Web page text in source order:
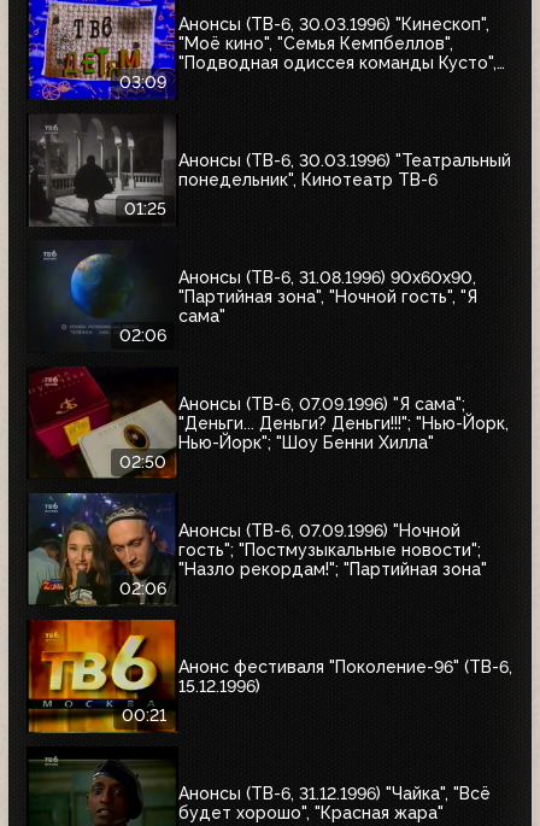
03:09
Анонсы (ТВ-6, 30.03.1996) "Кинескоп",
"Моё кино", "Семья Кемпбеллов",
"Подводная одиссея команды Кусто",
01:25
Анонсы (ТВ-6, 30.03.1996) "Театральный
понедельник", Кинотеатр ТВ-6
02:06
Анонсы (ТВ-6, 31.08.1996) 90x60x90,
"Партийная зона", "Ночной гость", "Я
сама"
02:50
Анонсы (ТВ-6, 07.09.1996) "Я сама";
"Деньги... Деньги? Деньги!!!"; "Нью-Йорк,
Нью-Йорк"; "Шоу Бенни Хилла"
02:06
Анонсы (ТВ-6, 07.09.1996) "Ночной
гость"; "Постмузыкальные новости";
"Назло рекордам!"; "Партийная зона"
00:21
Анонс фестиваля "Поколение-96" (ТВ-6,
15.12.1996)
Анонсы (ТВ-6, 31.12.1996) "Чайка", "Всё
будет хорошо", "Красная жара"